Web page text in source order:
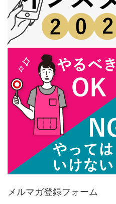
メルマガ登録フォーム